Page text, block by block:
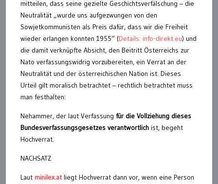
mitteilen, dass seine gezielte Geschichtsverfälschung – die
Neutralität „wurde uns aufgezwungen von den
Sowjetkommunisten als Preis dafür, dass wir die Freiheit
wieder erlangen konnten 1955“ (Details: info-direkt.eu) und
die damit verknüpfte Absicht, den Beitritt Österreichs zur
Nato verfassungswidrig vorzubereiten, ein Verrat an der
Neutralität und der österreichischen Nation ist. Dieses
Urteil gilt moralisch betrachtet – rechtlich betrachtet muss
man festhalten:
Nehammer, der laut Verfassung für die Vollziehung dieses
Bundesverfassungsgesetzes verantwortlich ist, begeht
Hochverrat.
NACHSATZ
Laut minilex.atliegt Hochverrat dann vor, wenn eine Person